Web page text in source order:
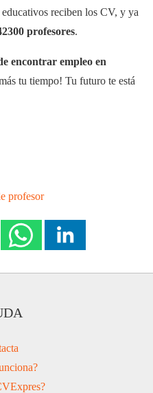
reciben los CV, y ya
profesores.
encontrar empleo en
tu tiempo! Tu futuro te está
profesor